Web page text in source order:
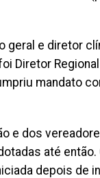
geral e diretor
Diretor
mandato
e dos
até
depois de